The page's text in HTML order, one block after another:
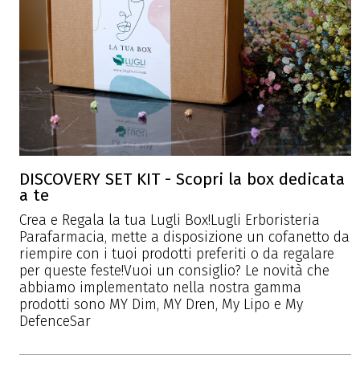
DISCOVERY SET KIT - Scopri la box dedicata
a te
Crea e Regala la tua Lugli Box!Lugli Erboristeria
Parafarmacia, mette a disposizione un cofanetto da
riempire con i tuoi prodotti preferiti o da regalare
per queste feste!Vuoi un consiglio? Le novità che
abbiamo implementato nella nostra gamma
prodotti sono MY Dim, MY Dren, My Lipo e My
DefenceSar